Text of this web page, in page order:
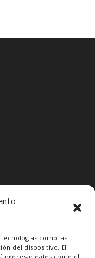
como las
del dispositivo. El